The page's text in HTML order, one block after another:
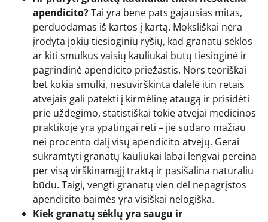
apendicito?Tai yra bene pats gajausias mitas,
perduodamas iš kartos į kartą. Moksliškai nėra
įrodyta jokių tiesioginių ryšių, kad granatų sėklos
ar kiti smulkūs vaisių kauliukai būtų tiesioginė ir
pagrindinė apendicito priežastis. Nors teoriškai
bet kokia smulki, nesuvirškinta dalelė itin retais
atvejais gali patekti į kirmėlinę ataugą ir prisidėti
prie uždegimo, statistiškai tokie atvejai medicinos
praktikoje yra ypatingai reti – jie sudaro mažiau
nei procento dalį visų apendicito atvejų. Gerai
sukramtyti granatų kauliukai labai lengvai pereina
per visą virškinamąjį traktą ir pasišalina natūraliu
būdu. Taigi, vengti granatų vien dėl nepagrįstos
apendicito baimės yra visiškai nelogiška.
Kiek granatų sėklų yra saugu ir